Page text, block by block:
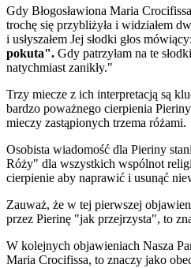
Gdy Błogosławiona Maria Crocifissa
trochę się przybliżyła i widziałem
i usłyszałem Jej słodki głos mówiący:
pokuta". Gdy patrzyłam na te
natychmiast zanikły."
Trzy miecze z ich interpretacją są
bardzo poważnego cierpienia
mieczy zastąpionych trzema różami.
Osobista wiadomość dla Pieriny
Róży" dla wszystkich wspólnot
cierpienie aby naprawić i usunąć
Zauważ, że w tej pierwszej
przez Pierinę "jak przejrzysta", to
W kolejnych objawieniach Nasza
Maria Crocifissa, to znaczy jako